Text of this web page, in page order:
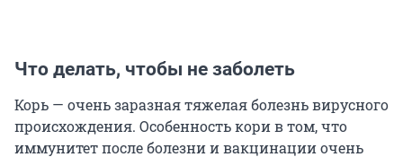
Что делать, чтобы не заболеть
Корь — очень заразная тяжелая болезнь вирусного
происхождения. Особенность кори в том, что
иммунитет после болезни и вакцинации очень